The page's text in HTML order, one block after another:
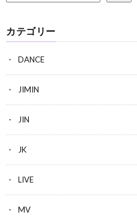
カテゴリー
DANCE
JIMIN
JIN
JK
LIVE
MV